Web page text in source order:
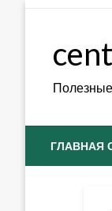
ГЛАВНАЯ